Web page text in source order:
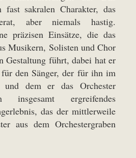
fast sakralen Charakter, das
aber niemals hastig.
präzisen Einsätze, die das
Musikern, Solisten und Chor
Gestaltung führt, dabei hat er
den Sänger, der für ihn im
und dem er das Orchester
insgesamt ergreifendes
das der mittlerweile
aus dem Orchestergraben